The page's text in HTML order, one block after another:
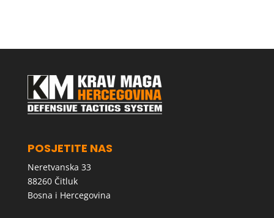
POSJETITE NAS
Neretvanska 33
88260 Čitluk
Bosna i Hercegovina